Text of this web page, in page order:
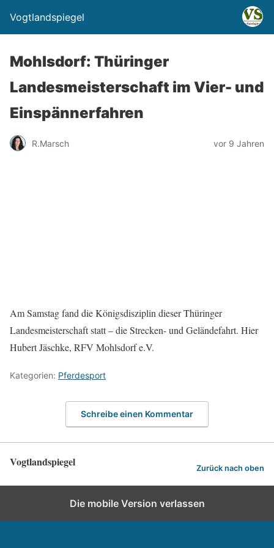
Vogtlandspiegel
Mohlsdorf: Thüringer
Landesmeisterschaft im Vier- und
Einspännerfahren
R.Marsch vor 9 Jahren
Am Samstag fand die Königsdisziplin dieser Thüringer
Landesmeisterschaft statt – die Strecken- und Geländefahrt. Hier
Hubert Jäschke, RFV Mohlsdorf e.V.
Kategorien: Pferdesport
Schreibe einen Kommentar
Vogtlandspiegel Zurück nach oben
Die mobile Version verlassen